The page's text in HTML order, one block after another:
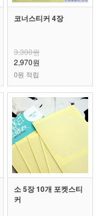
코너스티커 4장
3,300원
2,970원
0원 적립
소 5장 10개 포켓스티
커